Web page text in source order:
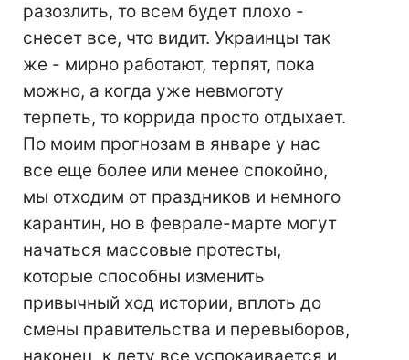
разозлить, то всем будет плохо -
снесет все, что видит. Украинцы так
же - мирно работают, терпят, пока
можно, а когда уже невмоготу
терпеть, то коррида просто отдыхает.
По моим прогнозам в январе у нас
все еще более или менее спокойно,
мы отходим от праздников и немного
карантин, но в феврале-марте могут
начаться массовые протесты,
которые способны изменить
привычный ход истории, вплоть до
смены правительства и перевыборов,